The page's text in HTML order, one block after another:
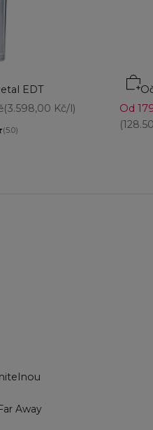
EDT
(3.598,00 Kč/l)
(5.0)
Od
Away